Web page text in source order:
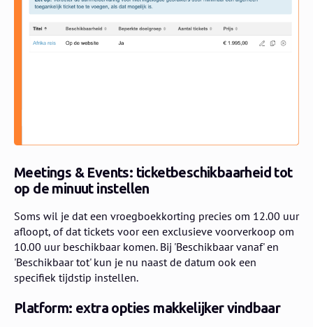
Meetings & Events: ticketbeschikbaarheid tot
op de minuut instellen
Soms wil je dat een vroegboekkorting precies om 12.00 uur
afloopt, of dat tickets voor een exclusieve voorverkoop om
10.00 uur beschikbaar komen. Bij 'Beschikbaar vanaf' en
'Beschikbaar tot' kun je nu naast de datum ook een
specifiek tijdstip instellen.
Platform: extra opties makkelijker vindbaar